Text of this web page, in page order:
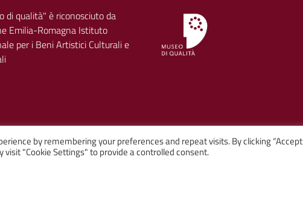
di qualità" è riconosciuto da
Emilia-Romagna Istituto
per i Beni Artistici Culturali e
by remembering your preferences and repeat visits. By clicking “Accept
visit "Cookie Settings" to provide a controlled consent.